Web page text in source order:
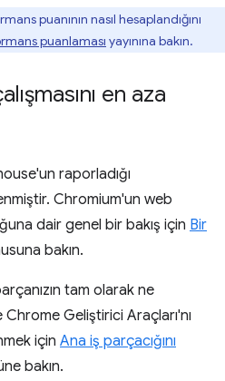
puanının nasıl hesaplandığını
puanlaması yayınına bakın.
en aza
raporladığı
Chromium'un web
dair genel bir bakış için Bir
bakın.
tam olarak ne
Chrome Geliştirici Araçları'nı
için Ana iş parçacığını
bakın.